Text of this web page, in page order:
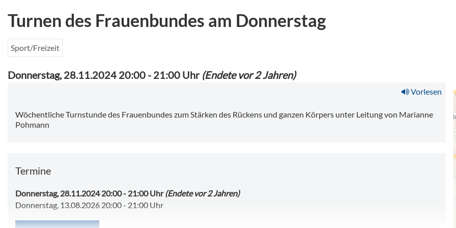
Turnen des Frauenbundes am Donnerstag
Sport/Freizeit
Donnerstag, 28.11.2024 20:00 - 21:00 Uhr(Endete vor 2 Jahren)
Vorlesen
Wöchentliche Turnstunde des Frauenbundes zum Stärken des Rückens und ganzen Körpers unter Leitung von Marianne
Pohmann
Termine
Donnerstag, 28.11.2024 20:00- 21:00 Uhr(Endete vor 2 Jahren)
Donnerstag, 13.08.2026 20:00- 21:00 Uhr